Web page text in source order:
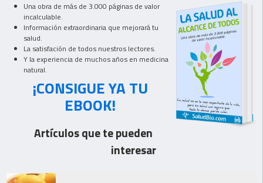
Una obra de más de 3.000 páginas de valor
incalculable.
Información extraordinaria que mejorará tu
salud.
La satisfación de todos nuestros lectores.
Y la experiencia de muchos años en medicina
natural.
¡CONSIGUE YA TU
EBOOK!
Artículos que te pueden
interesar